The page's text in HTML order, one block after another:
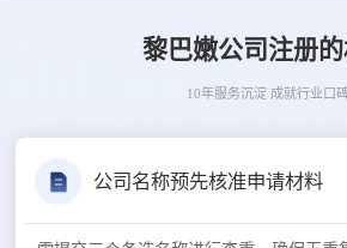
黎巴嫩公司注册
10年服务沉淀 成就行业口
公司名称预先核准申请材料